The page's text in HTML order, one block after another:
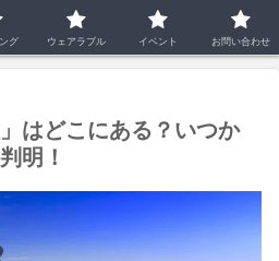
はどこにある？いつか
明！
グ ウェアラブル イベント お問い合わせ